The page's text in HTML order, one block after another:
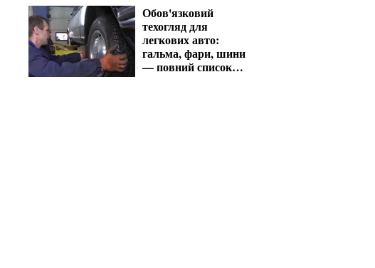
Обов'язковий
техогляд для
легкових авто:
гальма, фари, шини
— повний список